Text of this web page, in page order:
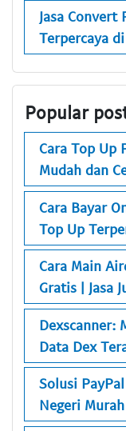
Jasa Convert
Terpercaya
Popular
Cara Top Up
Mudah dan
Cara Bayar
Top Up
Cara Main
Gratis | Jasa
Dexscanner:
Data Dex
Solusi
Negeri Murah